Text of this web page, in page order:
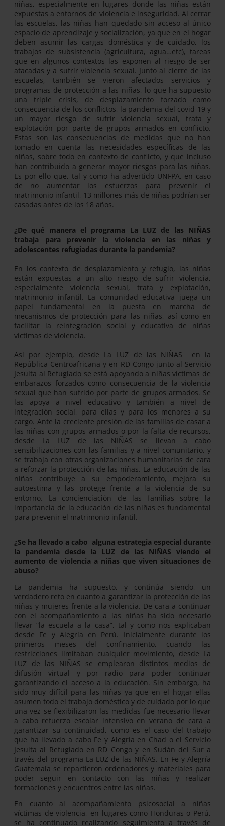
niñas, especialmente en lugares donde las niñas están
expuestas a entornos de violencia e inseguridad. Al cerrar
las escuelas, las niñas han quedado sin acceso al único
espacio de aprendizaje y socialización, ya que en el hogar
deben asumir las cargas doméstica y de cuidado, los
trabajos de subsistencia (agricultura, agua…etc), tareas
que en algunos contextos las exponen al riesgo de ser
atacadas y a sufrir violencia sexual. Junto al cierre de las
escuelas, también se vieron afectados servicios y
programas de protección a las niñas, lo que ha supuesto
una triple crisis, de desplazamiento forzado como
consecuencia de los conflictos, la pandemia del covid-19 y
un mayor riesgo de sufrir violencia sexual, trata y
explotación por parte de grupos armados en conflicto.
Estas son las consecuencias de medidas que no han
tomado en cuenta las necesidades específicas de las
niñas, sobre todo en contexto de conflicto, y que incluso
han contribuido a generar mayor riesgos para las niñas.
Es por ello que, tal y como ha advertido UNFPA, en caso
de no aumentar los esfuerzos para prevenir el
matrimonio infantil, 13 millones más de niñas podrían ser
casadas antes de los 18 años.
¿De qué manera el programa La LUZ de las NIÑAS
trabaja para prevenir la violencia en las niñas y
adolescentes refugiadas durante la pandemia?
En los contexto de desplazamiento y refugio, las niñas
están expuestas a un alto riesgo de sufrir violencia,
especialmente violencia sexual, trata y explotación,
matrimonio infantil. La comunidad educativa juega un
papel fundamental en la puesta en marcha de
mecanismos de protección para las niñas, así como en
facilitar la reintegración social y educativa de niñas
víctimas de violencia.
Así por ejemplo, desde La LUZ de las NIÑAS en la
República Centroafricana y en RD Congo junto al Servicio
Jesuita al Refugiado se está apoyando a niñas víctimas de
embarazos forzados como consecuencia de la violencia
sexual que han sufrido por parte de grupos armados. Se
las apoya a nivel educativo y también a nivel de
integración social, para ellas y para los menores a su
cargo. Ante la creciente presión de las familias de casar a
las niñas con grupos armados o por la falta de recursos,
desde La LUZ de las NIÑAS se llevan a cabo
sensibilizaciones con las familias y a nivel comunitario, y
se trabaja con otras organizaciones humanitarias de cara
a reforzar la protección de las niñas. La educación de las
niñas contribuye a su empoderamiento, mejora su
autoestima y las protege frente a la violencia de su
entorno. La concienciación de las familias sobre la
importancia de la educación de las niñas es fundamental
para prevenir el matrimonio infantil.
¿Se ha llevado a cabo alguna estrategia especial durante
la pandemia desde la LUZ de las NIÑAS viendo el
aumento de violencia a niñas que viven situaciones de
abuso?
La pandemia ha supuesto, y continúa siendo, un
verdadero reto en cuanto a garantizar la protección de las
niñas y mujeres frente a la violencia. De cara a continuar
con el acompañamiento a las niñas ha sido necesario
llevar “la escuela a la casa”, tal y como nos explicaban
desde Fe y Alegría en Perú. Inicialmente durante los
primeros meses del confinamiento, cuando las
restricciones limitaban cualquier movimiento, desde La
LUZ de las NIÑAS se emplearon distintos medios de
difusión virtual y por radio para poder continuar
garantizando el acceso a la educación. Sin embargo, ha
sido muy difícil para las niñas ya que en el hogar ellas
asumen todo el trabajo doméstico y de cuidado por lo que
una vez se flexibilizaron las medidas fue necesario llevar
a cabo refuerzo escolar intensivo en verano de cara a
garantizar su continuidad, como es el caso del trabajo
que ha llevado a cabo Fe y Alegría en Chad o el Servicio
Jesuita al Refugiado en RD Congo y en Sudán del Sur a
través del programa La LUZ de las NIÑAS. En Fe y Alegría
Guatemala se repartieron ordenadores y materiales para
poder seguir en contacto con las niñas y realizar
formaciones y encuentros entre las niñas.
En cuanto al acompañamiento psicosocial a niñas
víctimas de violencia, en lugares como Honduras o Perú,
se ha continuado realizando seguimiento a través de